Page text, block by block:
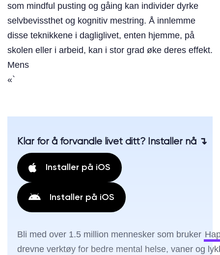
som mindful pusting og gåing kan individer dyrke
selvbevissthet og kognitiv mestring. Å innlemme
disse teknikkene i dagliglivet, enten hjemme, på
skolen eller i arbeid, kan i stor grad øke deres effekt.
Mens
«`
Klar for å forvandle livet ditt? Installer nå ↴
Installer på iOS
Installer på iOS
Bli med over 1.5 million mennesker som bruker
drevne verktøy for bedre mental helse, vaner og